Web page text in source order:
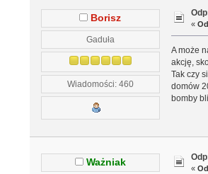
Borisz
Gaduła
Wiadomości: 460
«
A może
akcję,
Tak czy
domów
bomby
Ważniak
«